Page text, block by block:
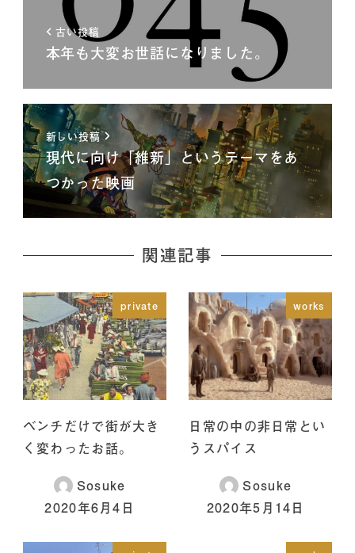
古い投稿
本年も大変お世話になりました。
新しい投稿
現代に向け「維新」というテーマをあ
つかった映画
関連記事
private
ベンチだけで街が大き
く変わったお話。
Sosuke
2020年6月4日
works
日常の中の非日常とい
うスパイス
Sosuke
2020年5月14日